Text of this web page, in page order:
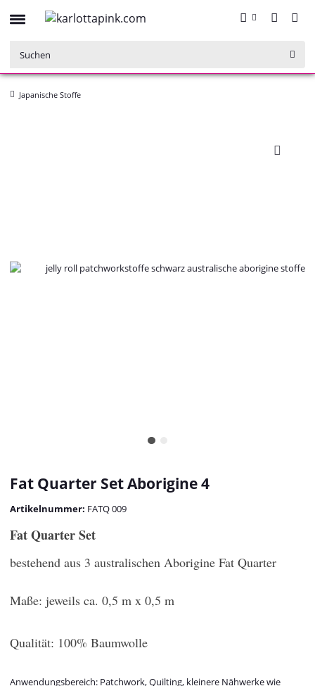
Japanische Stoffe
Fat Quarter Set Aborigine 4
Artikelnummer: FATQ 009
Fat Quarter Set
bestehend aus 3 australischen Aborigine Fat Quarter
Maße: jeweils ca. 0,5 m x 0,5 m
Qualität: 100% Baumwolle
Anwendungsbereich: Patchwork, Quilting, kleinere Nähwerke wie